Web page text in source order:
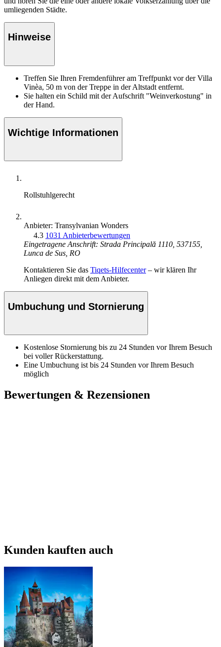
umliegenden Städte.
Hinweise
Treffen Sie Ihren Fremdenführer am Treffpunkt vor der Villa
Vinèa, 50 m von der Treppe in der Altstadt entfernt.
Sie halten ein Schild mit der Aufschrift "Weinverkostung" in
der Hand.
Wichtige Informationen
Rollstuhlgerecht
Anbieter: Transylvanian Wonders
4.3 1031 Anbieterbewertungen
Eingetragene Anschrift: Strada Principală 1110, 537155,
Lunca de Sus, RO
Kontaktieren Sie das Tiqets-Hilfecenter– wir klären Ihr
Anliegen direkt mit dem Anbieter.
Umbuchung und Stornierung
Kostenlose Stornierung bis zu 24 Stunden vor Ihrem Besuch
bei voller Rückerstattung.
Eine Umbuchung ist bis 24 Stunden vor Ihrem Besuch
möglich
Bewertungen & Rezensionen
Kunden kauften auch